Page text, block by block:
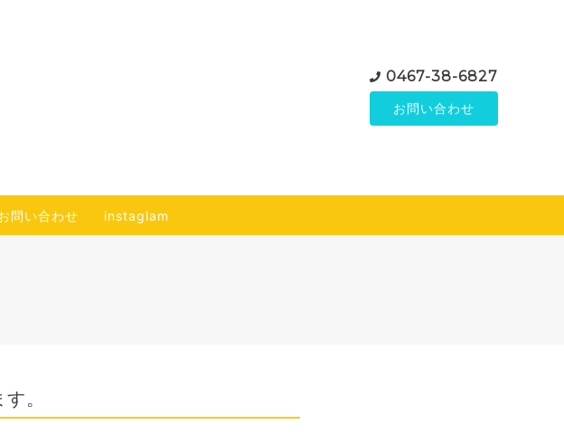
0467-38-6827
お問い合わせ
問い合わせ instaglam
。